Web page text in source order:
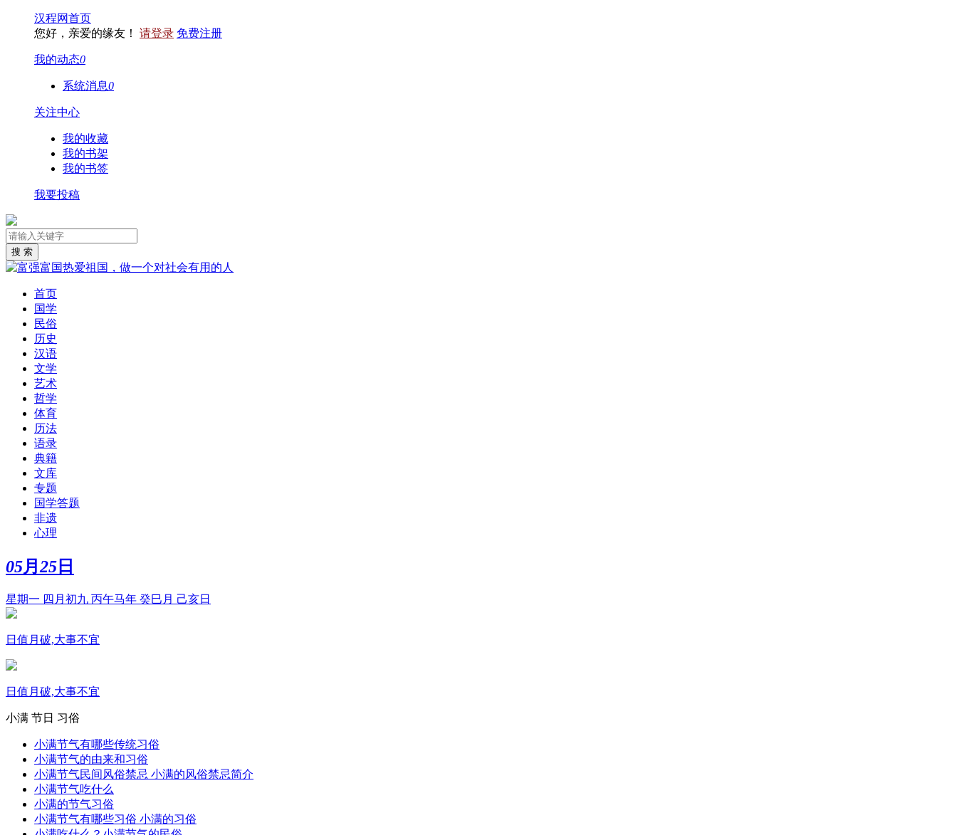
汉程网首页
您好，亲爱的缘友！ 请登录 免费注册
我的动态0
系统消息0
关注中心
我的收藏
我的书架
我的书签
我要投稿
首页
国学
民俗
历史
汉语
文学
艺术
哲学
体育
历法
语录
典籍
文库
专题
国学答题
非遗
心理
05月 25 日
星期一 四月初九 丙午马年 癸巳月 己亥日
日值月破,大事不宜
日值月破,大事不宜
小满 节日 习俗
小满节气有哪些传统习俗
小满节气的由来和习俗
小满节气民间风俗禁忌 小满的风俗禁忌简介
小满节气吃什么
小满的节气习俗
小满节气有哪些习俗 小满的习俗